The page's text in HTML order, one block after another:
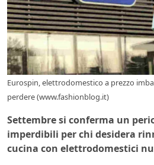
Eurospin, elettrodomestico a prezzo
perdere (www.fashionblog.it)
Settembre si conferma un
imperdibili per chi desidera
cucina con elettrodomestici